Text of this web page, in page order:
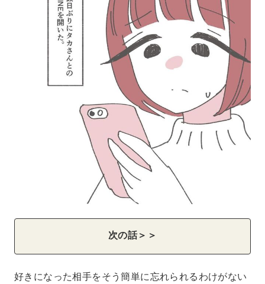
次の話＞＞
好きになった相手をそう簡単に忘れられるわけがない